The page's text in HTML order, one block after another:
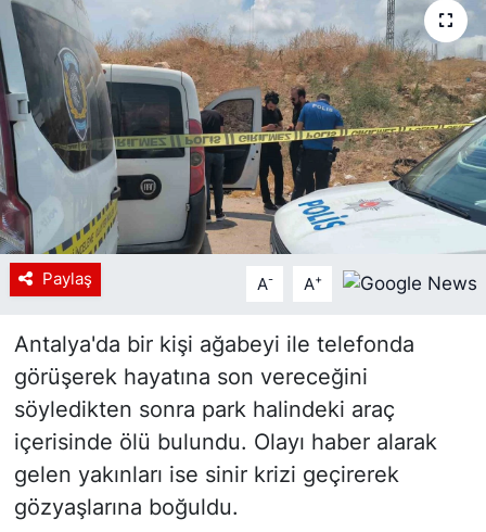
Paylaş A- A+
Antalya'da bir kişi ağabeyi ile telefonda
görüşerek hayatına son vereceğini
söyledikten sonra park halindeki araç
içerisinde ölü bulundu. Olayı haber alarak
gelen yakınları ise sinir krizi geçirerek
gözyaşlarına boğuldu.
YEREL HABER
Haberde insan
Tanıtım